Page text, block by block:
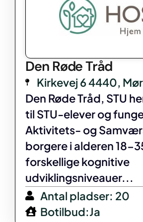
Den Røde Tråd
Kirkevej 6 4440,
Den Røde Tråd, STU
til STU-elever og
Aktivitets- og
borgere i alderen 18-
forskellige kognitive
udviklingsniveauer...
Antal pladser: 20
Botilbud:Ja